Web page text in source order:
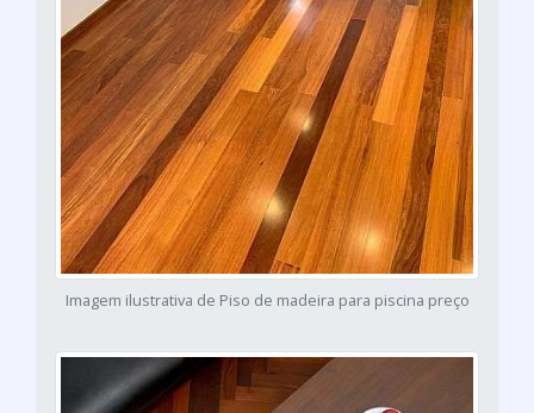
Imagem ilustrativa de Piso de madeira para piscina preço